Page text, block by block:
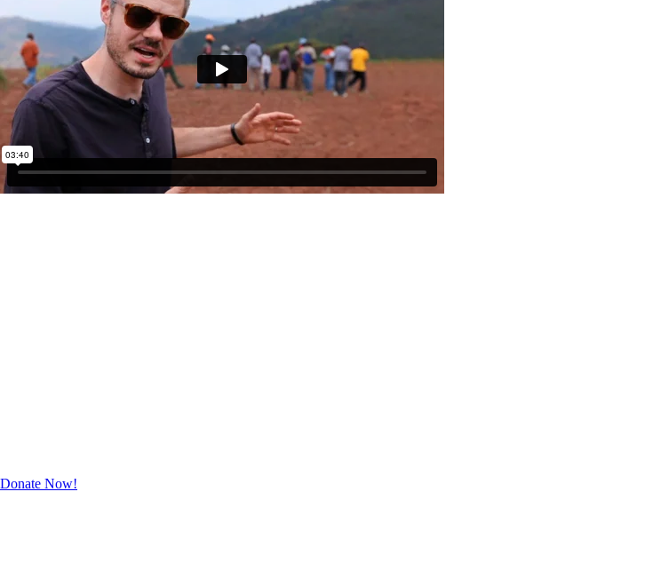
Donate Now!